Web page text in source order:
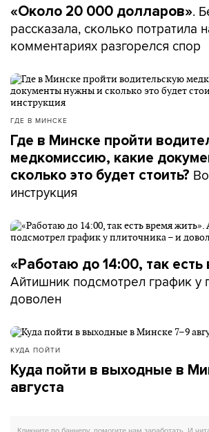
«Около 20 000 долларов».
рассказала, сколько потратила
комментариях разгорелся спор
ГДЕ В МИНСКЕ
Где в Минске пройти
медкомиссию, какие
сколько это будет стоить?
инструкция
«Работаю до 14:00, так есть
Айтишник подсмотрел график у
доволен
КУДА ПОЙТИ
Куда пойти в выходные в
августа